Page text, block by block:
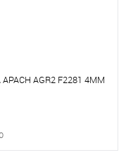
AGR2 F2281 4MM